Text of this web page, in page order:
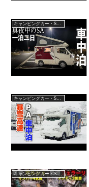
キャンピングカー・SUV人気車種
キャンピングカー・SUV人気車種